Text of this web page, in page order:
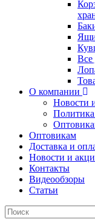
Все
О компании
Новости
Оптовикам
Доставка и
Новости и
Контакты
Видеообзоры
Статьи